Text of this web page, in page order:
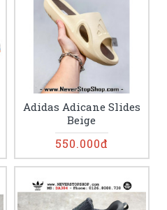
Adidas Adicane Slides
Beige
550.000đ